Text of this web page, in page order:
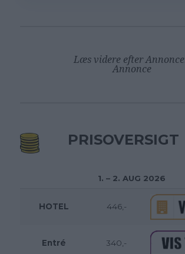
Læs videre efter
Annonce
PRISOVERSIGT
1. – 2. AUG 2026
HOTEL 446,-
Entré 340,-